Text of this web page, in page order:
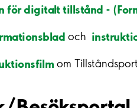
för digitalt tillstånd -
och
om